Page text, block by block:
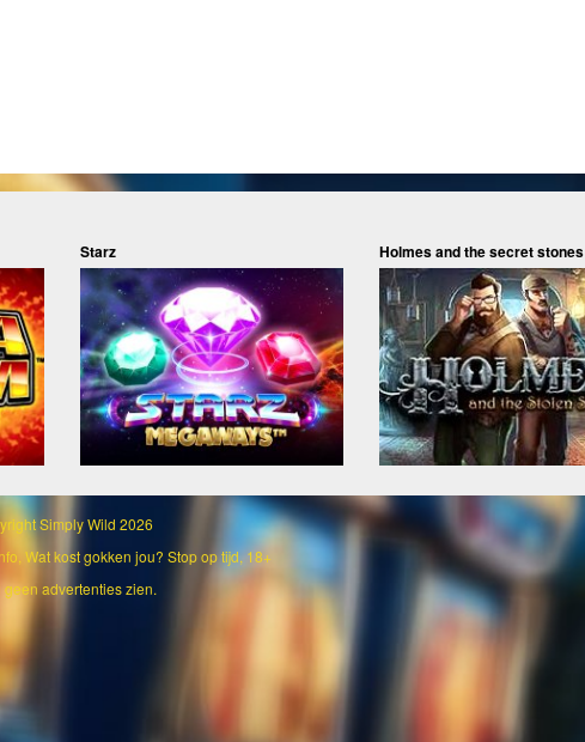
Starz Holmes and the secret stones
Simply Wild 2026
Wat kost gokken jou? Stop op tijd, 18+
geen advertenties zien.